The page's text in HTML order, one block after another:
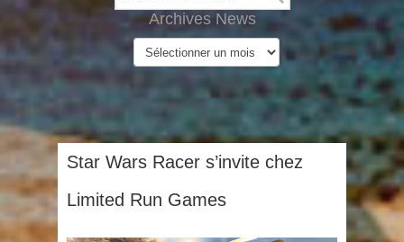
Archives News
Star Wars Racer s’invite chez
Limited Run Games